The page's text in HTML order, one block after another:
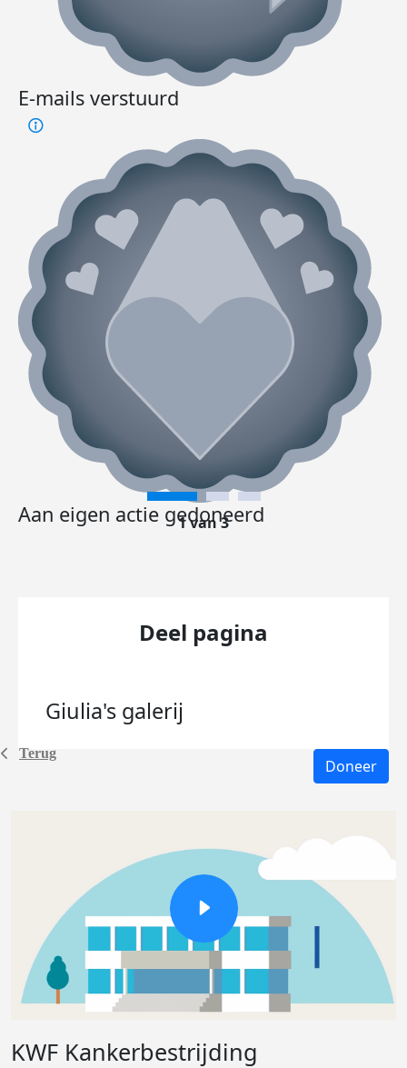
Terug
E-mails verstuurd
Aan eigen actie gedoneerd
1 van 3
Deel pagina
Giulia's galerij
Doneer
KWF Kankerbestrijding